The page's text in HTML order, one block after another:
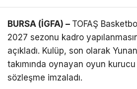
BURSA (İGFA) – TOFAŞ
2027 sezonu kadro
açıkladı. Kulüp, son olarak
takımında oynayan oyun
sözleşme imzaladı.